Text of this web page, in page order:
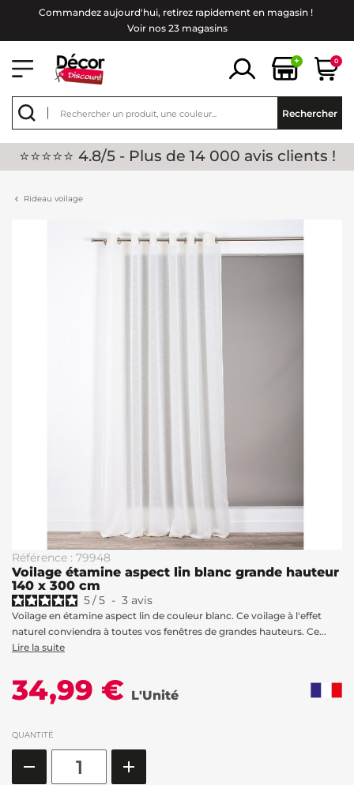
Commandez aujourd'hui, retirez rapidement en magasin !
Voir nos 23 magasins
+ 0
Rechercher
⭐⭐⭐⭐⭐ 4.8/5 - Plus de 14 000 avis clients !
Rideau voilage
Référence : 79948
Voilage étamine aspect lin blanc grande hauteur
140 x 300 cm
5/5 - 3 avis
Voilage en étamine aspect lin de couleur blanc. Ce voilage à l'effet
naturel conviendra à toutes vos fenêtres de grandes hauteurs. Ce...
Lire la suite
34,99 € L'Unité
QUANTITÉ